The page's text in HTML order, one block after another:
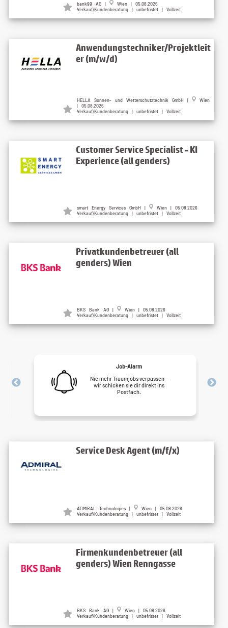
bank99 AG |
Wien | 05.08.2026
Verkauf/Kundenberatung | unbefristet | Vollzeit
Anwendungstechniker/Projektleit
er (m/w/d)
HELLA Sonnen- und Wetterschutztechnik GmbH |
Wien
| 05.08.2026
Verkauf/Kundenberatung | unbefristet | Vollzeit
Customer Service Specialist - KI
Experience (all genders)
smart Energy Services GmbH |
Wien | 05.08.2026
Verkauf/Kundenberatung | unbefristet | Vollzeit
Privatkundenbetreuer (all
genders) Wien
BKS Bank AG |
Wien | 05.08.2026
Verkauf/Kundenberatung | unbefristet | Vollzeit
Job-Alarm
Nie mehr Traumjobs verpassen –
wir schicken sie dir direkt ins
Postfach.
Service Desk Agent (m/f/x)
ADMIRAL Technologies |
Wien | 05.08.2026
Verkauf/Kundenberatung | unbefristet | Vollzeit
Firmenkundenbetreuer (all
genders) Wien Renngasse
BKS Bank AG |
Wien | 05.08.2026
Verkauf/Kundenberatung | unbefristet | Vollzeit